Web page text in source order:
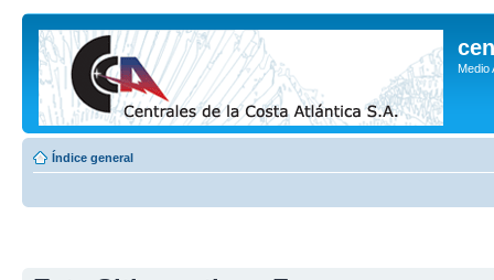
Medio
Índice general